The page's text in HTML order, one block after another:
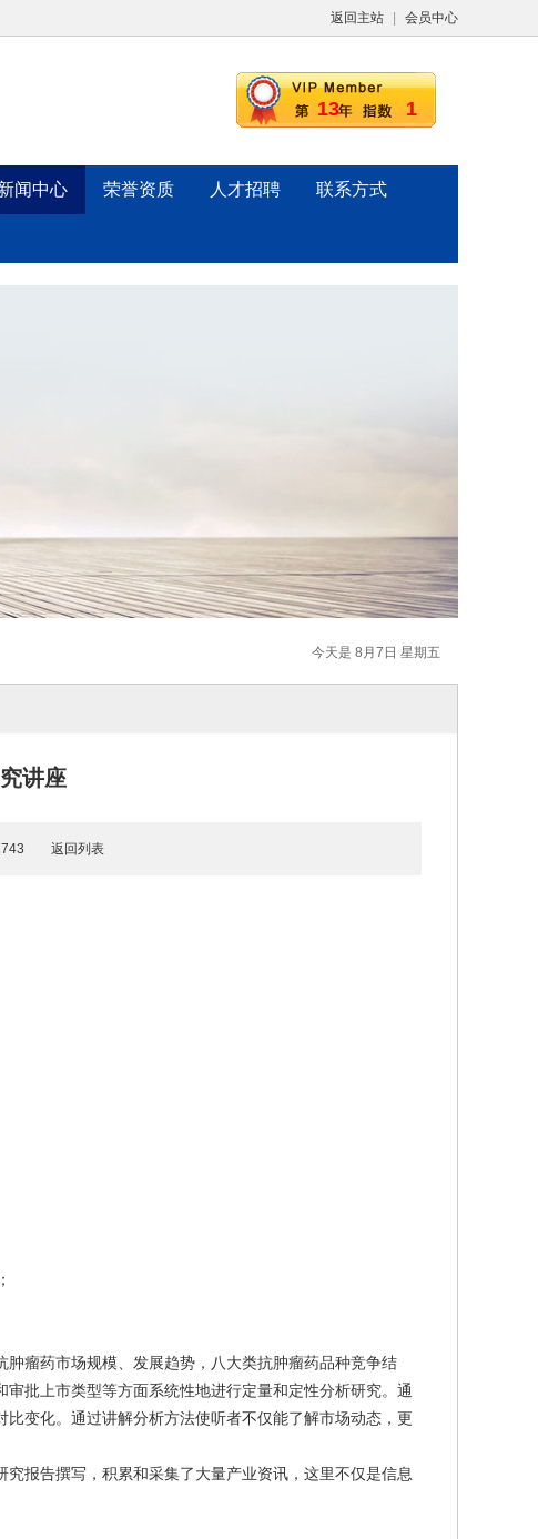
返回主站 会员中心
13 1
闻中心 荣誉资质 人才招聘 联系方式
今天是 8月7日 星期五
讲座
1743 返回列表
瘤药市场规模、发展趋势，八大类抗肿瘤药品种竞争结
批上市类型等方面系统性地进行定量和定性分析研究。通
变化。通过讲解分析方法使听者不仅能了解市场动态，更
报告撰写，积累和采集了大量产业资讯，这里不仅是信息